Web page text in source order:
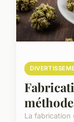
La fabrication